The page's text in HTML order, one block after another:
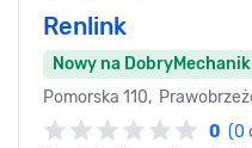
Renlink
Nowy na DobryMechanik
Pomorska 110,
0 (0